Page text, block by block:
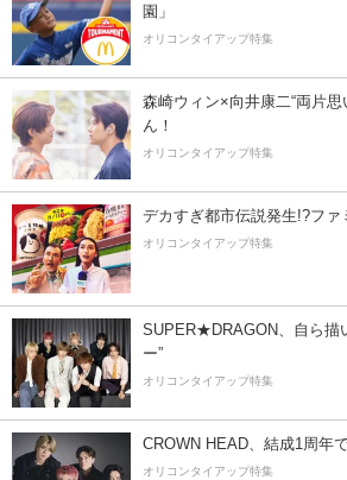
園」
オリコンタイアップ特集
森崎ウィン×向井康二“両片思
ん！
オリコンタイアップ特集
デカすぎ都市伝説発生!?ファ
オリコンタイアップ特集
SUPER★DRAGON、自ら描
ー”
オリコンタイアップ特集
CROWN HEAD、結成1周年
オリコンタイアップ特集